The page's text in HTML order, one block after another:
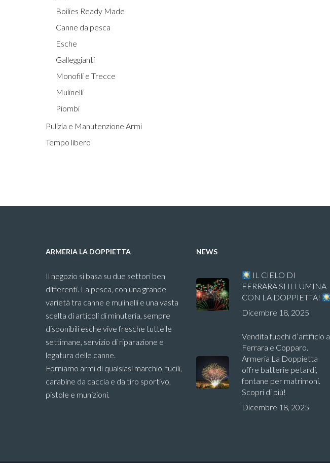
Boilies Ready Made
Canne da pesca
Esche
Galleggianti
Monofili e Trecce
Mulinelli
Piombi
Pulizia e Manutenzione Armi
Tempo libero
ARMERIA LA DOPPIETTA
Il negozio si basa su due settori ben
differenti. La pesca, con una grande
varietà tra canne e mulinelli e una vasta
scelta di articoli di minuteria, sempre
disponibili esche vive fresche tutte le
settimane, servizio di riparazione e
legatura delle canne.
Forniamo armi di qualsiasi marchio, fucili,
carabine da caccia e da tiro sportivo,
pistole e munizioni.
NEWS
IL CIELO DI
FERRARA SI ILLUMINA
CON LA DOPPIETTA!
Dicembre 18, 2025
Vendita fuochi d’artificio a
Ferrara e Copparo.
Armeria La Doppietta
offre batterie petardi,
fontane per matrimoni.
Scopri di più!
Dicembre 18, 2025